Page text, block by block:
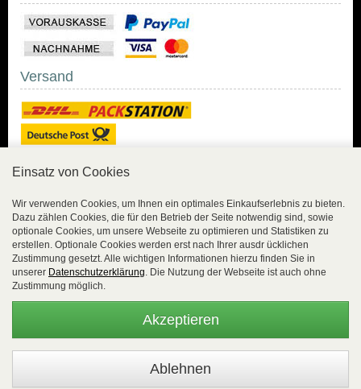
Versand
Sicher Einkaufen mit
Trusted Shops und
Geld-zurück-Garantie.
lückenlos verschlüsselt
übertragen.
Die Shop-Server sind PCI-zertifiziert.
Einsatz von Cookies
Wir verwenden Cookies, um Ihnen ein optimales Einkaufserlebnis zu bieten.
Dazu zählen Cookies, die für den Betrieb der Seite notwendig sind, sowie
optionale Cookies, um unsere Webseite zu optimieren und Statistiken zu
erstellen. Optionale Cookies werden erst nach Ihrer ausdr ücklichen
Zustimmung gesetzt. Alle wichtigen Informationen hierzu finden Sie in
unserer Datenschutzerklärung. Die Nutzung der Webseite ist auch ohne
Zustimmung möglich.
Akzeptieren